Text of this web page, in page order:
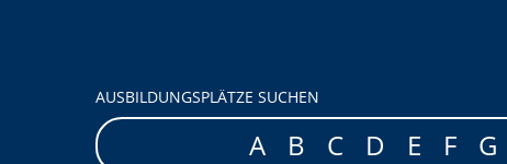
AUSBILDUNGSPLÄTZE SUCHEN
A B C D E F G